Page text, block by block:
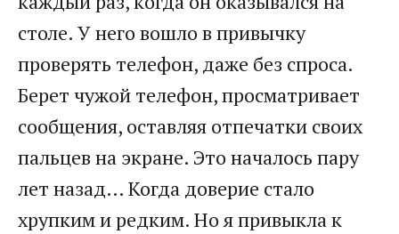
столе. У него вошло в привычку
проверять телефон, даже без спроса.
Берет чужой телефон, просматривает
сообщения, оставляя отпечатки своих
пальцев на экране. Это началось пару
лет назад… Когда доверие стало
хрупким и редким. Но я привыкла к